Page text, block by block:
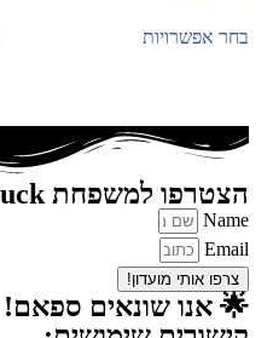
בחר אפשרויות
הצטרפו למשפחת G.Duck!
Name
Email
צרפו אותי מועדון!
🌟 אנו שונאים ספאם!